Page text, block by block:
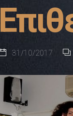
31/10/2017